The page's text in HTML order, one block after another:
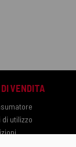
VENDITA
di utilizzo